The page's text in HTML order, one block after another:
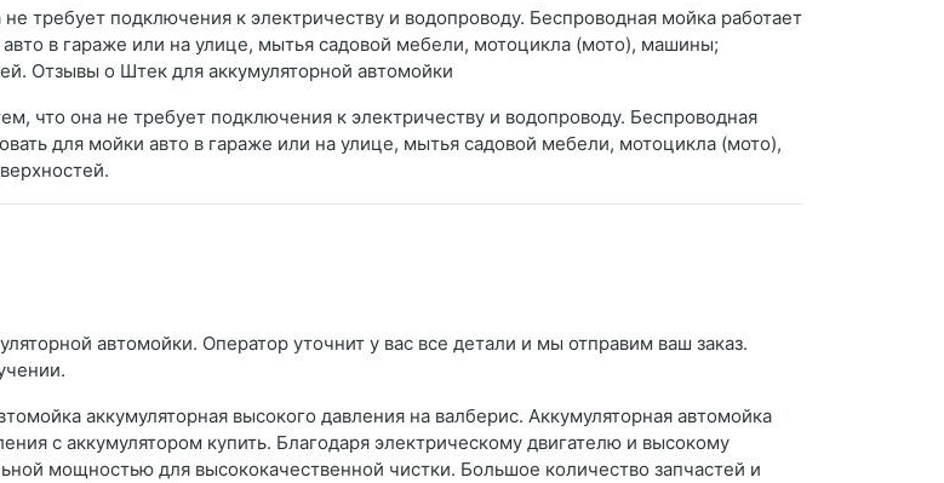
требует подключения к электричеству и водопроводу. Беспроводная мойка работает
авто в гараже или на улице, мытья садовой мебели, мотоцикла (мото), машины;
Отзывы о Штек для аккумуляторной автомойки
что она не требует подключения к электричеству и водопроводу. Беспроводная
для мойки авто в гараже или на улице, мытья садовой мебели, мотоцикла (мото),
автомойки. Оператор уточнит у вас все детали и мы отправим ваш заказ.
аккумуляторная высокого давления на валберис. Аккумуляторная автомойка
с аккумулятором купить. Благодаря электрическому двигателю и высокому
мощностью для высококачественной чистки. Большое количество запчастей и